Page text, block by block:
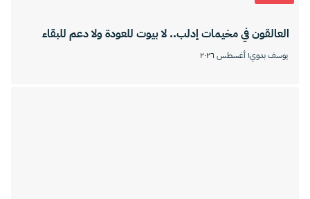
العالقون في مخيمات إدلب.. لا بيوت للعودة ولا دعم للبقاء
يوسف بدوي١ أغسطس ٢٠٢٦